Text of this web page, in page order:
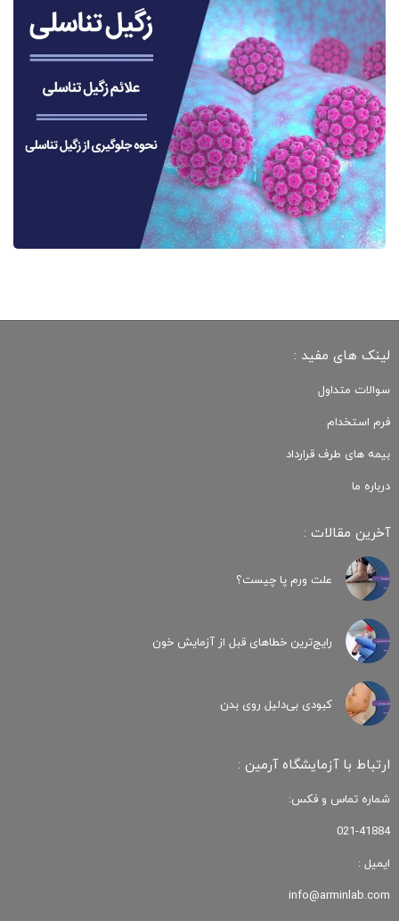
لینک های مفید :
سوالات متداول
فرم استخدام
بیمه های طرف قرارداد
درباره ما
آخرین مقالات :
علت ورم پا چیست؟
رایج‌ترین خطاهای قبل از آزمایش خون
کبودی‌ بی‌دلیل روی بدن
ارتباط با آزمایشگاه آرمین :
شماره تماس و فکس:
021-41884
ایمیل :
info@arminlab.com